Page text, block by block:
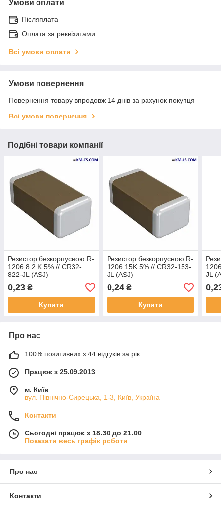
Умови оплати
Післяплата
Оплата за реквізитами
Всі умови оплати
Умови повернення
Повернення товару впродовж 14 днів за рахунок покупця
Всі умови повернення
Подібні товари компанії
Резистор безкорпусною R-
1206 8.2 K 5% // CR32-
822-JL (ASJ)
0,23 ₴
Купити
Резистор безкорпусною R-
1206 15K 5% // CR32-153-
JL (ASJ)
0,24₴
Купити
JL
Про нас
100% позитивних з 44 відгуків за рік
Працює з 25.09.2013
м. Київ
вул. Північно-Сирецька, 1-3, Київ, Україна
Контакти
Сьогодні працює з 18:30 до 21:00
Показати весь графік роботи
Про нас
Контакти